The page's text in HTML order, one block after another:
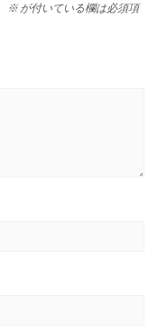
※ が付いている欄は必須項